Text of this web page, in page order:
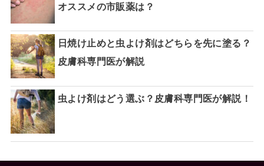
オススメの市販薬は？
日焼け止めと虫よけ剤はどちらを先に塗る？
皮膚科専門医が解説
虫よけ剤はどう選ぶ？皮膚科専門医が解説！